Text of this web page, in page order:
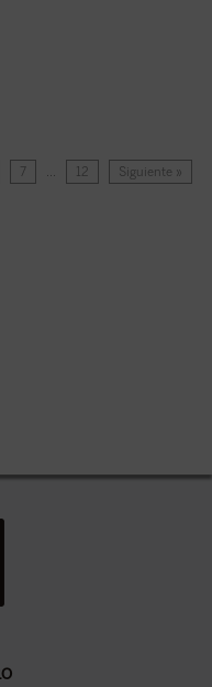
7 … 12 Siguiente »